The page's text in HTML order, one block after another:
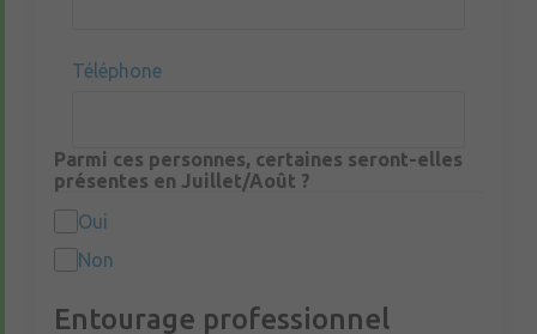
Téléphone
Parmi ces personnes, certaines seront-elles
présentes en Juillet/Août ?
Oui
Non
Entourage professionnel